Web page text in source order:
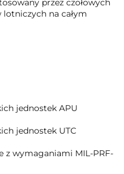
przez czołowych
na całym
jednostek APU
jednostek UTC
z wymaganiami MIL-PRF-